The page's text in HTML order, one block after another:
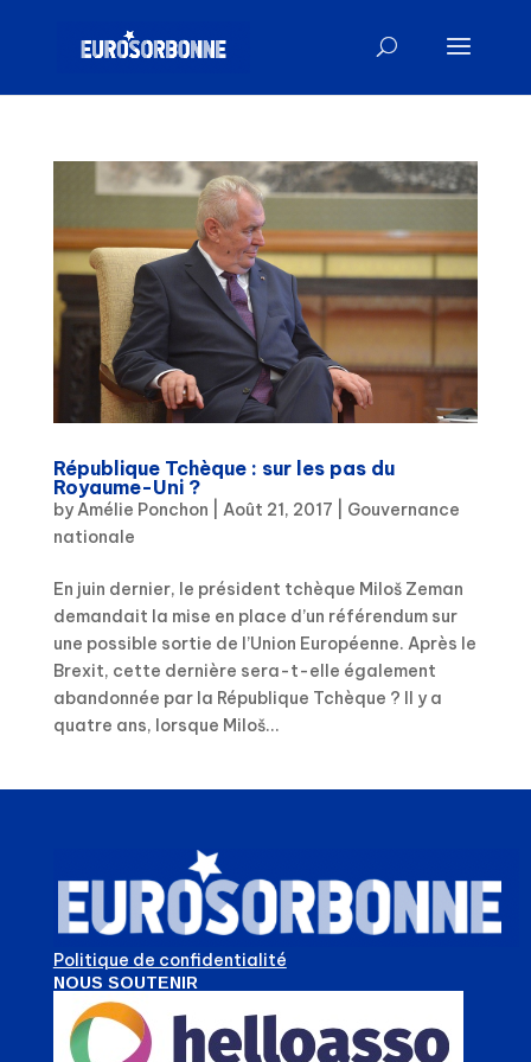
République Tchèque : sur les pas du
Royaume-Uni ?
byAmélie Ponchon Août 21, 2017
Gouvernance
nationale
En juin dernier, le président tchèque Miloš Zeman
demandait la mise en place d’un référendum sur
une possible sortie de l’Union Européenne. Après le
Brexit, cette dernière sera-t-elle également
abandonnée par la République Tchèque ? Il y a
quatre ans, lorsque Miloš...
Politique de confidentialité
NOUS SOUTENIR